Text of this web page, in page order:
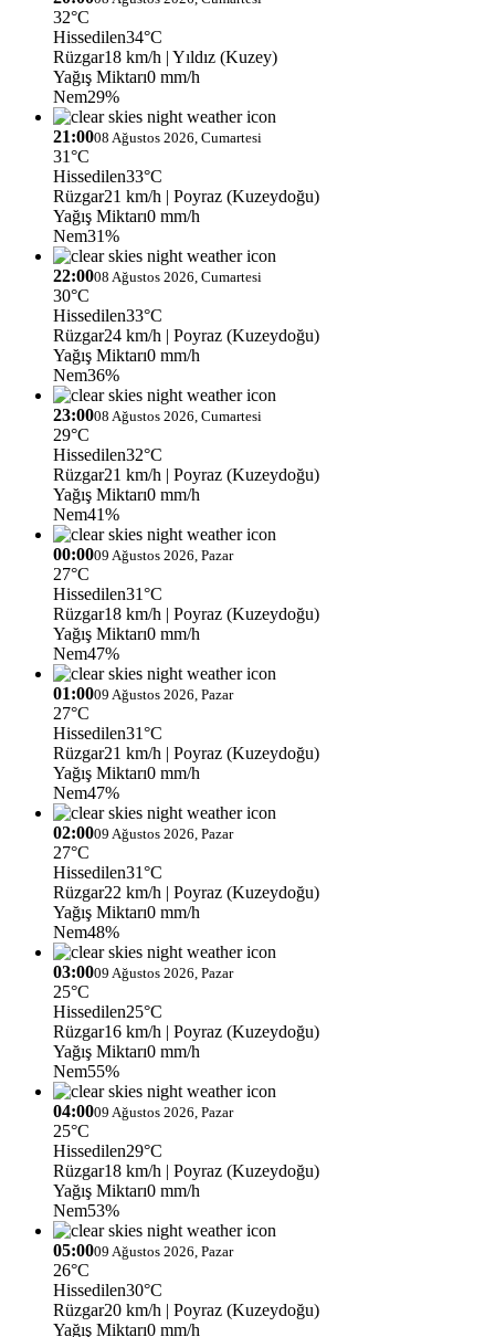
32°C
Hissedilen34°C
Rüzgar18 km/h | Yıldız (Kuzey)
Yağış Miktarı0 mm/h
Nem29%
21:0008 Ağustos 2026, Cumartesi
31°C
Hissedilen33°C
Rüzgar21 km/h | Poyraz (Kuzeydoğu)
Yağış Miktarı0 mm/h
Nem31%
22:0008 Ağustos 2026, Cumartesi
30°C
Hissedilen33°C
Rüzgar24 km/h | Poyraz (Kuzeydoğu)
Yağış Miktarı0 mm/h
Nem36%
23:0008 Ağustos 2026, Cumartesi
29°C
Hissedilen32°C
Rüzgar21 km/h | Poyraz (Kuzeydoğu)
Yağış Miktarı0 mm/h
Nem41%
00:0009 Ağustos 2026, Pazar
27°C
Hissedilen31°C
Rüzgar18 km/h | Poyraz (Kuzeydoğu)
Yağış Miktarı0 mm/h
Nem47%
01:0009 Ağustos 2026, Pazar
27°C
Hissedilen31°C
Rüzgar21 km/h | Poyraz (Kuzeydoğu)
Yağış Miktarı0 mm/h
Nem47%
02:0009 Ağustos 2026, Pazar
27°C
Hissedilen31°C
Rüzgar22 km/h | Poyraz (Kuzeydoğu)
Yağış Miktarı0 mm/h
Nem48%
03:0009 Ağustos 2026, Pazar
25°C
Hissedilen25°C
Rüzgar16 km/h | Poyraz (Kuzeydoğu)
Yağış Miktarı0 mm/h
Nem55%
04:0009 Ağustos 2026, Pazar
25°C
Hissedilen29°C
Rüzgar18 km/h | Poyraz (Kuzeydoğu)
Yağış Miktarı0 mm/h
Nem53%
05:0009 Ağustos 2026, Pazar
26°C
Hissedilen30°C
Rüzgar20 km/h | Poyraz (Kuzeydoğu)
Yağış Miktarı0 mm/h